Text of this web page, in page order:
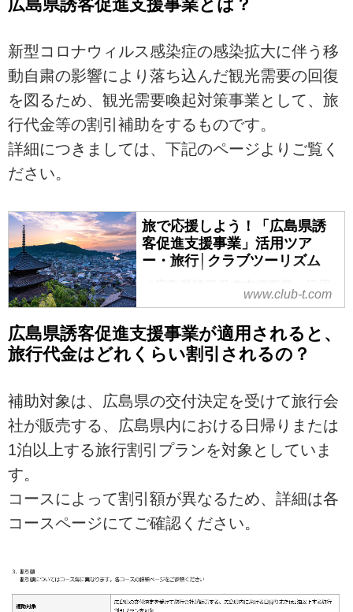
ー・旅行のお申込ならクラブツー
広島県誘客促進支援事業とは？
新型コロナウィルス感染症の感染拡大に伴う移
動自粛の影響により落ち込んだ観光需要の回復
を図るため、観光需要喚起対策事業として、旅
行代金等の割引補助をするものです。
詳細につきましては、下記のページよりご覧く
ださい。
旅で応援しよう！「広島県誘
客促進支援事業」活用ツア
ー・旅行│クラブツーリズム
ム！旅で広島県を応援しよう！広
島県内の観光需要早期回復を目的
として実施される「広島県誘客促
ご紹介。ツアー検索・ご予約も簡
単です。
www.club-t.com
広島県誘客促進支援事業が適用されると、
旅行代金はどれくらい割引されるの？
補助対象は、広島県の交付決定を受けて旅行会
社が販売する、広島県内における日帰りまたは
1泊以上する旅行割引プランを対象としていま
す。
コースによって割引額が異なるため、詳細は各
コースページにてご確認ください。